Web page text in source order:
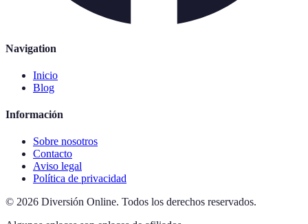
Navigation
Inicio
Blog
Información
Sobre nosotros
Contacto
Aviso legal
Política de privacidad
© 2026 Diversión Online. Todos los derechos reservados.